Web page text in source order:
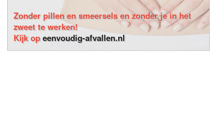
Zonder pillen en smeersels en zonder je in het
zweet te werken!
Kijk opeenvoudig-afvallen.nl